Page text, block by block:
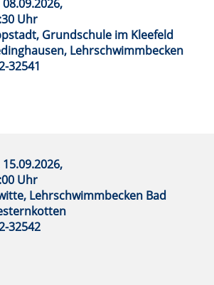
08.09.2026,
Uhr
Grundschule im Kleefeld
Lehrschwimmbecken
32541
15.09.2026,
Uhr
Lehrschwimmbecken Bad
32542